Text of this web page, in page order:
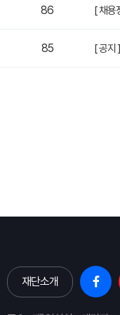
86 [ 채용
85 [ 공지 ]
재단소개